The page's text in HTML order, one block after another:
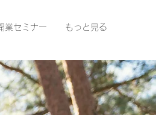
業セミナー もっと見る